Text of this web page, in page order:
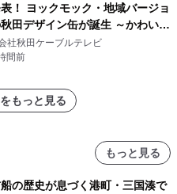
！ ヨックモック・地域バージョ
田デザイン缶が誕生 ～かわいい
の子犬と秋田の四季と名所を巡
ケージ～ 9月1日(火)秋田県内で
社秋田ケーブルテレビ
間前
もっと見る
もっと見る
の歴史が息づく港町・三国湊で